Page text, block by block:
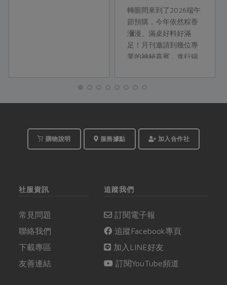
轉眼間來到了2026端午
節預購，今年依然粽香
瀰漫、滿桌好料好滿
足！月刊邀請到幾位專
業的神秘嘉賓，進行端
到端午廣播電台，合作
就要開始分享啦！
購物說明 服務據點 加入合作社
社服資訊
常見問題
聯絡我們
下載專區
友善連結
追蹤我們
訂閱電子報
追蹤Facebook專頁
加入LINE好友
訂閱YouTube頻道